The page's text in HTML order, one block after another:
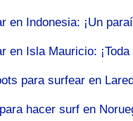
en Indonesia: ¡Un
en Isla Mauricio:
para surfear en
hacer surf en